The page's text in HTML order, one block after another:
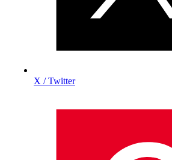
X / Twitter